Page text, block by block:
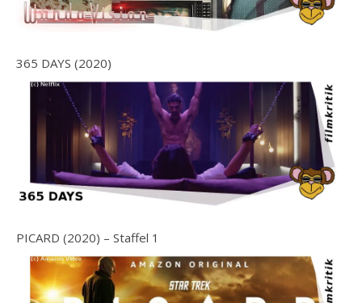
365 DAYS (2020)
PICARD (2020) – Staffel 1